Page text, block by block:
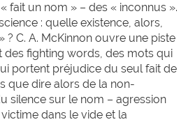
fait un nom » – des « inconnus ».
: quelle existence, alors,
? C. A. McKinnon ouvre une piste
des fighting words, des mots qui
portent préjudice du seul fait de
que dire alors de la non-
silence sur le nom – agression
dans le vide et la